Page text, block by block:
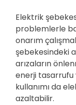
Elektrik
problemlerle
onarım
şebekesindeki
arızaların
enerji tasarrufu
kullanımı da
azaltabilir.